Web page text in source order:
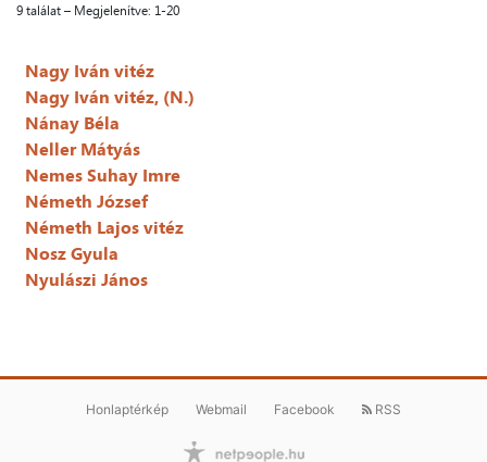
9 találat – Megjelenítve: 1-20
Nagy Iván vitéz
Nagy Iván vitéz, (N.)
Nánay Béla
Neller Mátyás
Nemes Suhay Imre
Németh József
Németh Lajos vitéz
Nosz Gyula
Nyulászi János
Honlaptérkép Webmail Facebook RSS